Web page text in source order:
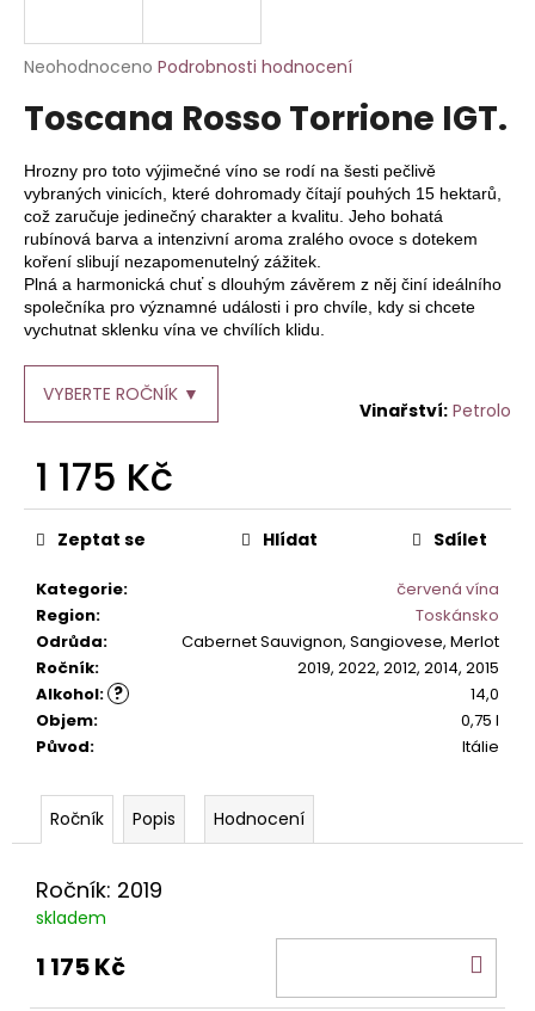
Průměrné
produktu
je
z
5
hvězdiček.
Neohodnoceno Podrobnosti hodnocení
Toscana Rosso Torrione IGT.
Hrozny pro toto výjimečné víno se rodí na šesti pečlivě
vybraných vinicích, které dohromady čítají pouhých 15 hektarů,
což zaručuje jedinečný charakter a kvalitu. Jeho bohatá
rubínová barva a intenzivní aroma zralého ovoce s dotekem
koření slibují nezapomenutelný zážitek.
Plná a harmonická chuť s dlouhým závěrem z něj činí ideálního
společníka pro významné události i pro chvíle, kdy si chcete
vychutnat sklenku vína ve chvílích klidu.
VYBERTE ROČNÍK ▼
Petrolo
1 175 Kč
Měrná
cena:
Kategorie:
červená vína
Region:
Toskánsko
Odrůda:
Cabernet Sauvignon, Sangiovese, Merlot
Ročník: 2019, 2022, 2012, 2014, 2015
?
Alkohol:
14,0
Objem:
0,75 l
Původ: Itálie
Zeptat se Hlídat Sdílet
Popis Hodnocení
Ročník: 2019
skladem
1 175 Kč
j
t
?
HLEDAT
p
o
u
č
e
m
e
PINOT
GRIGIO
BASTARDA
IGT
242